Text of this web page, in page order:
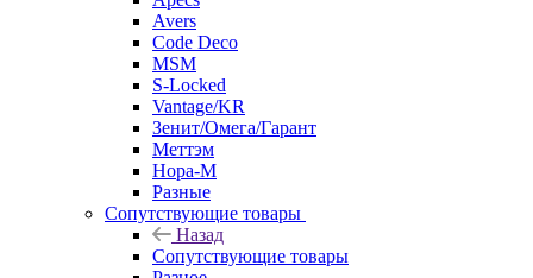
Avers
Code Deco
MSM
S-Locked
Vantage/KR
Зенит/Омега/Гарант
Меттэм
Нора-М
Разные
Сопутствующие товары
Назад
Сопутствующие товары